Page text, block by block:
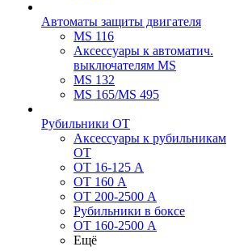
Автоматы защиты двигателя
MS 116
Аксессуары к автоматич.
выключателям MS
MS 132
MS 165/MS 495
Рубильники ОТ
Аксессуары к рубильникам
OT
OT 16-125 А
OT 160 А
OT 200-2500 А
Рубильники в боксе
OT 160-2500 А
Ещё